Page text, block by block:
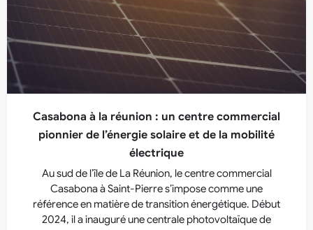
Casabona à la réunion : un centre commercial
pionnier de l’énergie solaire et de la mobilité
électrique
Au sud de l’île de La Réunion, le centre commercial
Casabona à Saint-Pierre s’impose comme une
référence en matière de transition énergétique. Début
2024, il a inauguré une centrale photovoltaïque de